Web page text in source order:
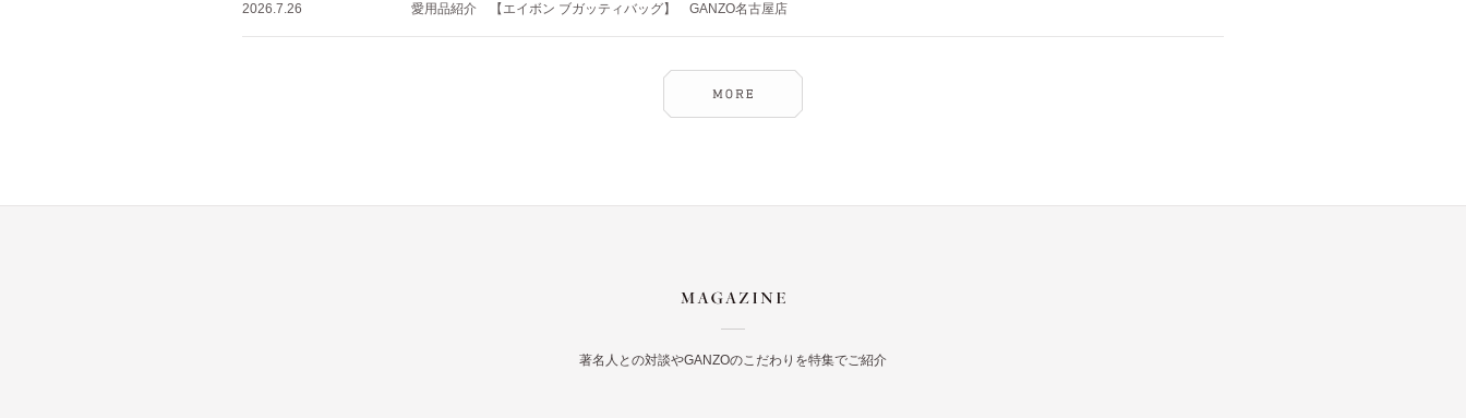
2026.7.26 愛用品紹介 【エイボン ブガッティバッグ】 GANZO名古屋店
著名人との対談やGANZOのこだわりを特集でご紹介